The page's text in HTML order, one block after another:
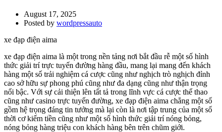
August 17, 2025
Posted by wordpressauto
xe đạp điện aima
xe đạp điện aima là một trong nền tảng nơi bắt đầu rễ một số hình
thức giải trí trực tuyến đường hàng đầu, mang lại mang đến khách
hàng một số trải nghiệm cá cược cũng như nghịch trò nghịch đỉnh
cao sở hữu sự phong phú cũng như đa dạng cũng như thận trọng
nổi bậc. Với sự cải thiện lên tất tả trong lĩnh vực cá cược thể thao
cũng như casino trực tuyến đường, xe đạp điện aima chẳng một số
gồm hệ trọng đáng tin tưởng mà lại còn là nơi tập trung của một số
thời cơ kiếm tiền cũng như một số hình thức giải trí nóng bỏng,
nóng bỏng hàng triệu con khách hàng bên trên chũm giới.